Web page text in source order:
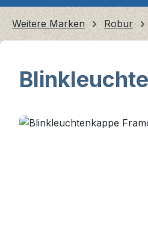
Weitere Marken Robur
Bildergalerie überspringen